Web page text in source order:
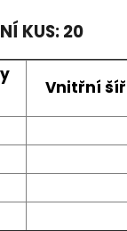
KUS: 20
Vnitřní